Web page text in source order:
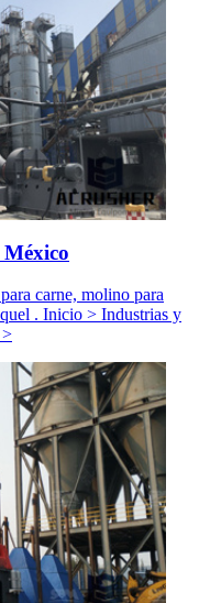
carne, molino para
. Inicio > Industrias y